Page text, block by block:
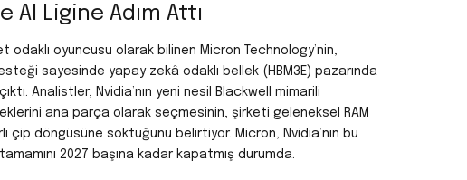
AI Ligine Adım Attı
odaklı oyuncusu olarak bilinen Micron Technology’nin,
sayesinde yapay zekâ odaklı bellek (HBM3E) pazarında
Analistler, Nvidia’nın yeni nesil Blackwell mimarili
ana parça olarak seçmesinin, şirketi geleneksel RAM
döngüsüne soktuğunu belirtiyor. Micron, Nvidia’nın bu
2027 başına kadar kapatmış durumda.